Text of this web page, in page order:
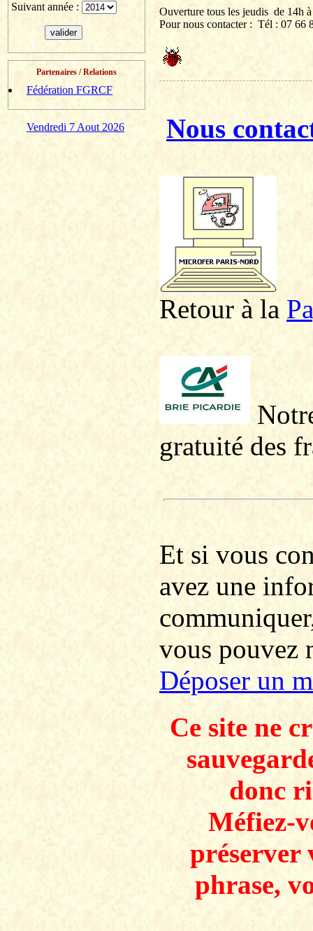
Suivant année :
Partenaires / Relations
Fédération FGRCF
Vendredi 7 Aout 2026
Ouverture tous les jeudis de 14h
Pour nous contacter : Tél : 07 66
Nous
Retour à la P
gratuité des
Et si vous
avez une
vous pouvez
Déposer un
Ce site ne
donc
Méfiez-
préserver
phrase,